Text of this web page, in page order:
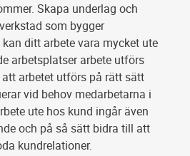
Skapa underlag och
som bygger
ditt arbete vara mycket ute
arbetsplatser arbete utförs
arbetet utförs på rätt sätt
vid behov medarbetarna i
ute hos kund ingår även
och på så sätt bidra till att
kundrelationer.